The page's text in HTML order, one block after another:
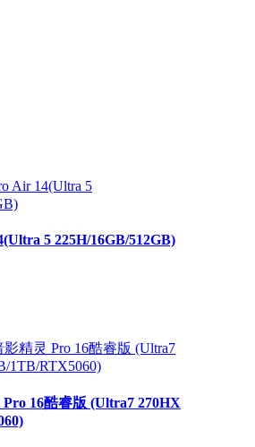
5 225H/16GB/512GB)
16酷睿版 (Ultra7 270HX